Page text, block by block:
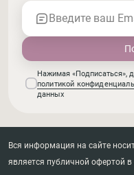
Введите ваш
Нажимая «Подписаться»,
политикой
данных
Вся информация на сайте
является публичной офертой в